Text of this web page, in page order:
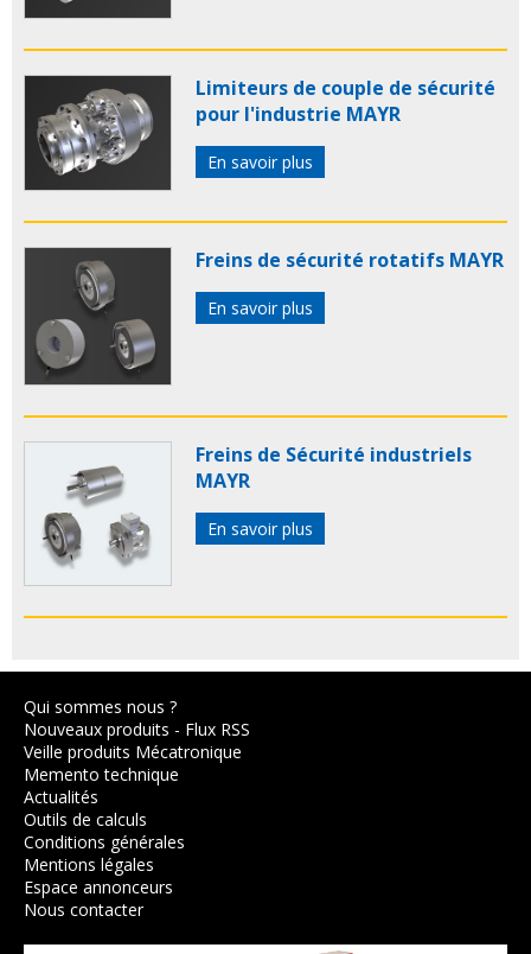
Limiteurs de couple de sécurité
pour l'industrie MAYR
En savoir plus
Freins de sécurité rotatifs MAYR
En savoir plus
Freins de Sécurité industriels
MAYR
En savoir plus
Qui sommes nous ?
Nouveaux produits - Flux RSS
Veille produits Mécatronique
Memento technique
Actualités
Outils de calculs
Conditions générales
Mentions légales
Espace annonceurs
Nous contacter